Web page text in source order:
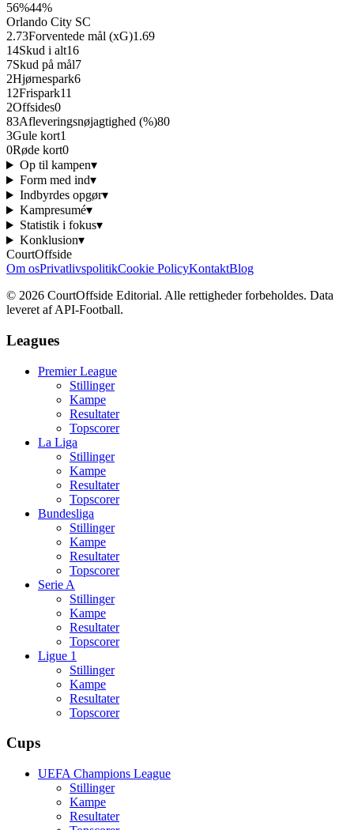
56%44%
Orlando City SC
2.73Forventede mål (xG)1.69
14Skud i alt16
7Skud på mål7
2Hjørnespark6
12Frispark11
2Offsides0
83Afleverings­nøjagtighed (%)80
3Gule kort1
0Røde kort0
Op til kampen▾
Form med ind▾
Indbyrdes opgør▾
Kampresumé▾
Statistik i fokus▾
Konklusion▾
CourtOffside
Om osPrivatlivspolitikCookie PolicyKontaktBlog
© 2026 CourtOffside Editorial. Alle rettigheder forbeholdes. Data
leveret af API-Football.
Leagues
Premier League
Stillinger
Kampe
Resultater
Topscorer
La Liga
Stillinger
Kampe
Resultater
Topscorer
Bundesliga
Stillinger
Kampe
Resultater
Topscorer
Serie A
Stillinger
Kampe
Resultater
Topscorer
Ligue 1
Stillinger
Kampe
Resultater
Topscorer
Cups
UEFA Champions League
Stillinger
Kampe
Resultater